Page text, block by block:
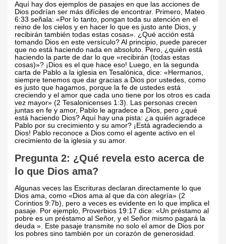
Aquí hay dos ejemplos de pasajes en que las acciones de
Dios podrían ser más difíciles de encontrar. Primero, Mateo
6:33 señala: «Por lo tanto, pongan toda su atención en el
reino de los cielos y en hacer lo que es justo ante Dios, y
recibirán también todas estas cosas». ¿Qué acción está
tomando Dios en este versículo? Al principio, puede parecer
que no está haciendo nada en absoluto. Pero, ¿quién está
haciendo la parte de dar lo que «recibirán (todas estas
cosas)»? ¡Dios es el que hace eso! Luego, en la segunda
carta de Pablo a la iglesia en Tesalónica, dice: «Hermanos,
siempre tenemos que dar gracias a Dios por ustedes, como
es justo que hagamos, porque la fe de ustedes está
creciendo y el amor que cada uno tiene por los otros es cada
vez mayor» (2 Tesalonicenses 1:3). Las personas crecen
juntas en fe y amor, Pablo le agradece a Dios, pero ¿qué
está haciendo Dios? Aquí hay una pista: ¿a quién agradece
Pablo por su crecimiento y su amor? ¡Está agradeciendo a
Dios! Pablo reconoce a Dios como el agente activo en el
crecimiento de la iglesia y su amor.
Pregunta 2: ¿Qué revela esto acerca de
lo que Dios ama?
Algunas veces las Escrituras declaran directamente lo que
Dios ama, como «Dios ama al que da con alegría» (2
Corintios 9:7b), pero a veces es evidente en lo que implica el
pasaje. Por ejemplo, Proverbios 19:17 dice: «Un préstamo al
pobre es un préstamo al Señor, y el Señor mismo pagará la
deuda ». Este pasaje transmite no solo el amor de Dios por
los pobres sino también por un corazón de generosidad.